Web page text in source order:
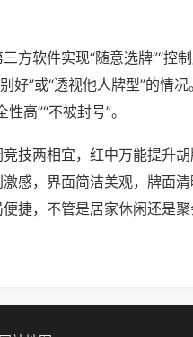
方软件实现“随意选牌”“控
好”或“透视他人牌型”的情
高”“不被封号”。
技两相宜，红中万能提升
感，界面简洁美观，牌面
捷，不管是居家休闲还是